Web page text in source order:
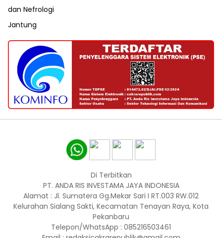
dan Nefrologi
Jantung
Di Terbitkan
PT. ANDA RIS INVESTAMA JAYA INDONESIA
Alamat : Jl. Sumatera Gg.Mekar Sari I RT.003 RW.012
Kelurahan Sialang Sakti, Kecamatan Tenayan Raya, Kota
Pekanbaru
Telepon/WhatsApp : 085216503461